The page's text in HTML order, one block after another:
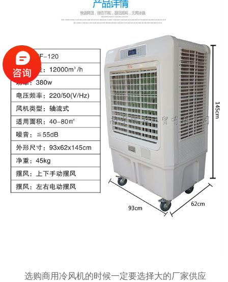
选购商用冷风机的时候一定要选择大的厂家供应